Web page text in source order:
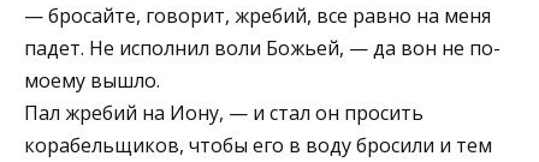
— бросайте, говорит, жребий, все равно на меня
падет. Не исполнил воли Божьей, — да вон не по-
моему вышло.
Пал жребий на Иону, — и стал он просить
корабельщиков, чтобы его в воду бросили и тем